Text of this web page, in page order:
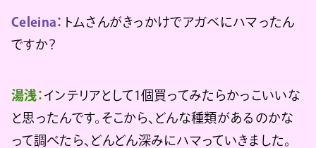
Celeina： トムさんがきっかけでアガベにハマったん
ですか？
湯浅： インテリアとして1個買ってみたらかっこいいな
と思ったんです。そこから、どんな種類があるのかな
って調べたら、どんどん深みにハマっていきました。